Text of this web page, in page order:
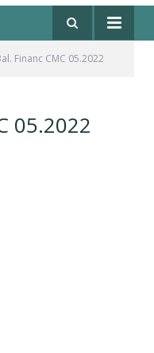
Financ CMC 05.2022
05.2022